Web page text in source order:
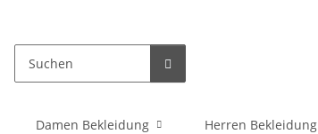
Damen Bekleidung Herren Bekleidung